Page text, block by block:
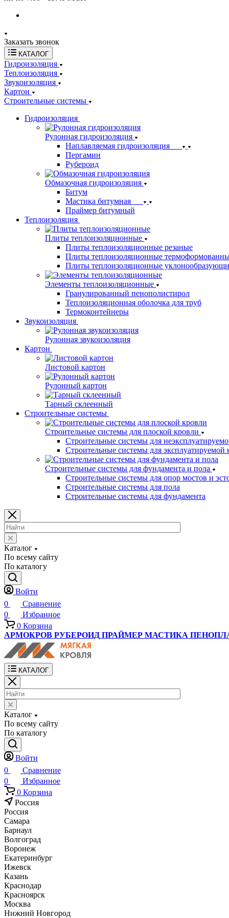
Заказать звонок
КАТАЛОГ
Гидроизоляция
Теплоизоляция
Звукоизоляция
Картон
Строительные системы
Гидроизоляция
Рулонная гидроизоляция
Наплавляемая гидроизоляция
Пергамин
Рубероид
Обмазочная гидроизоляция
Битум
Мастика битумная
Праймер битумный
Теплоизоляция
Плиты теплоизоляционные
Плиты теплоизоляционные резаные
Плиты теплоизоляционные
Плиты теплоизоляционные
Элементы теплоизоляционные
Гранулированный пенополистирол
Теплоизоляционная оболочка для труб
Термоконтейнеры
Звукоизоляция
Рулонная звукоизоляция
Картон
Листовой картон
Рулонный картон
Тарный склеенный
Строительные системы
Строительные системы для плоской кровли
Строительные системы для
Строительные системы для эксплуатируемой
Строительные системы для фундамента и пола
Строительные системы для опор мостов и
Строительные системы для пола
Строительные системы для фундамента
Каталог
По всему сайту
По каталогу
Войти
0
Сравнение
0
Избранное
0 Корзина
АРМОКРОВ РУБЕРОИД ПРАЙМЕР МАСТИКА
КАТАЛОГ
Каталог
По всему сайту
По каталогу
Войти
0
Сравнение
0
Избранное
0 Корзина
Россия
Россия
Самара
Барнаул
Волгоград
Воронеж
Екатеринбург
Ижевск
Казань
Краснодар
Красноярск
Москва
Нижний Новгород